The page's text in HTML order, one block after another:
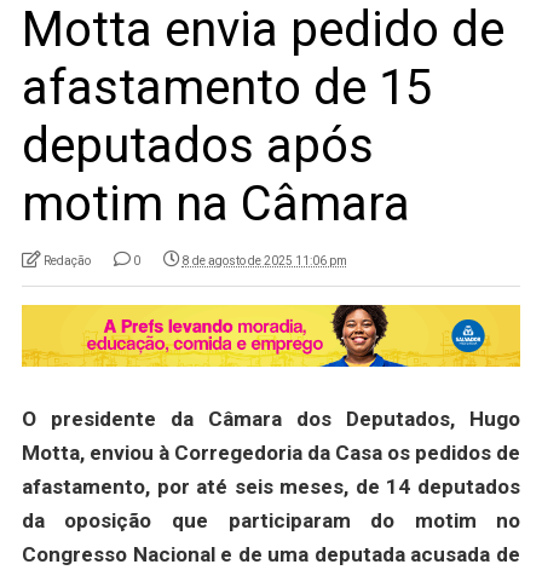
Motta envia pedido de
afastamento de 15
deputados após
motim na Câmara
Redação 0 8 de agosto de 2025 11:06 pm
O presidente da Câmara dos Deputados, Hugo
Motta, enviou à Corregedoria da Casa os pedidos de
afastamento, por até seis meses, de 14 deputados
da oposição que participaram do motim no
Congresso Nacional e de uma deputada acusada de